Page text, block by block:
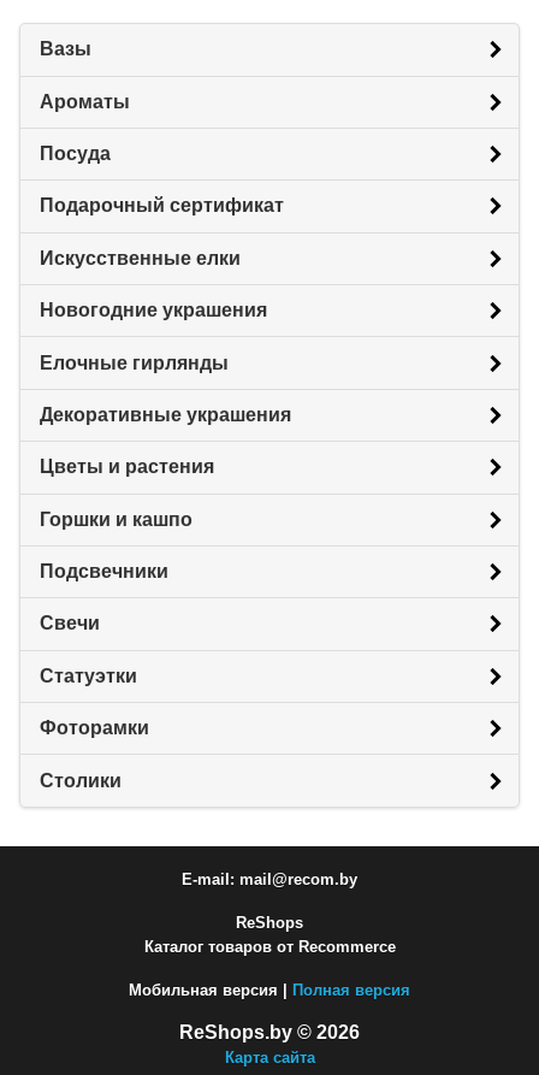
Вазы
Ароматы
Посуда
Подарочный сертификат
Искусственные елки
Новогодние украшения
Елочные гирлянды
Декоративные украшения
Цветы и растения
Горшки и кашпо
Подсвечники
Свечи
Статуэтки
Фоторамки
Столики
E-mail: mail@recom.by
ReShops
Каталог товаров от Recommerce
Мобильная версия | Полная версия
ReShops.by © 2026
Карта сайта